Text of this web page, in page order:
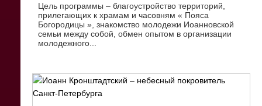
Цель программы – благоустройство территорий,
прилегающих к храмам и часовням « Пояса
Богородицы », знакомство молодежи Иоанновской
семьи между собой, обмен опытом в организации
молодежного...